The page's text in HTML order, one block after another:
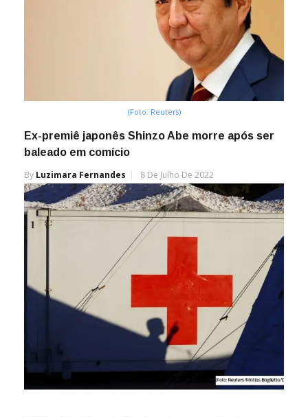
(Foto: Reuters)
Ex-premiê japonês Shinzo Abe morre após ser
baleado em comício
By Luzimara Fernandes 8 De Julho De 2022